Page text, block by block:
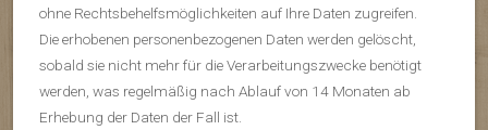
ohne Rechtsbehelfsmöglichkeiten auf Ihre Daten zugreifen.
Die erhobenen personenbezogenen Daten werden gelöscht,
sobald sie nicht mehr für die Verarbeitungszwecke benötigt
werden, was regelmäßig nach Ablauf von 14 Monaten ab
Erhebung der Daten der Fall ist.